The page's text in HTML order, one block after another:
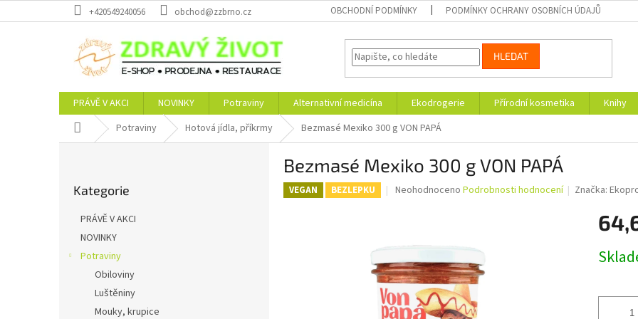
na
+420549240056 obchod@zzbrno.cz OBCHODNÍ PODMÍNKY PODMÍNKY OCHRANY OSOBNÍCH ÚDAJŮ
HLEDAT
PRÁVĚ V AKCI NOVINKY Potraviny Alternativní medicína Ekodrogerie Přírodní kosmetika Knihy
Domů Potraviny Hotová jídla, příkrmy Bezmasé Mexiko 300 g VON PAPÁ
kategorie
Kategorie
PRÁVĚ V AKCI
NOVINKY
Potraviny
Obiloviny
Luštěniny
Mouky, krupice
Bezmasé Mexiko 300 g VON PAPÁ
VEGAN BEZLEPKU
Průměrné
0,0
5
hvězdiček.
Neohodnoceno Podrobnosti hodnocení Značka:
cena: